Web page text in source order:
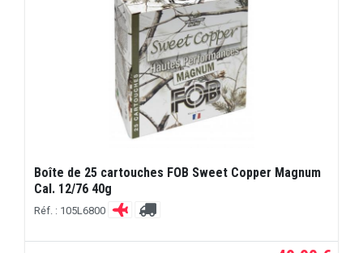
Boîte de 25 cartouches FOB Sweet Copper Magnum
Cal. 12/76 40g
Réf. : 105L6800